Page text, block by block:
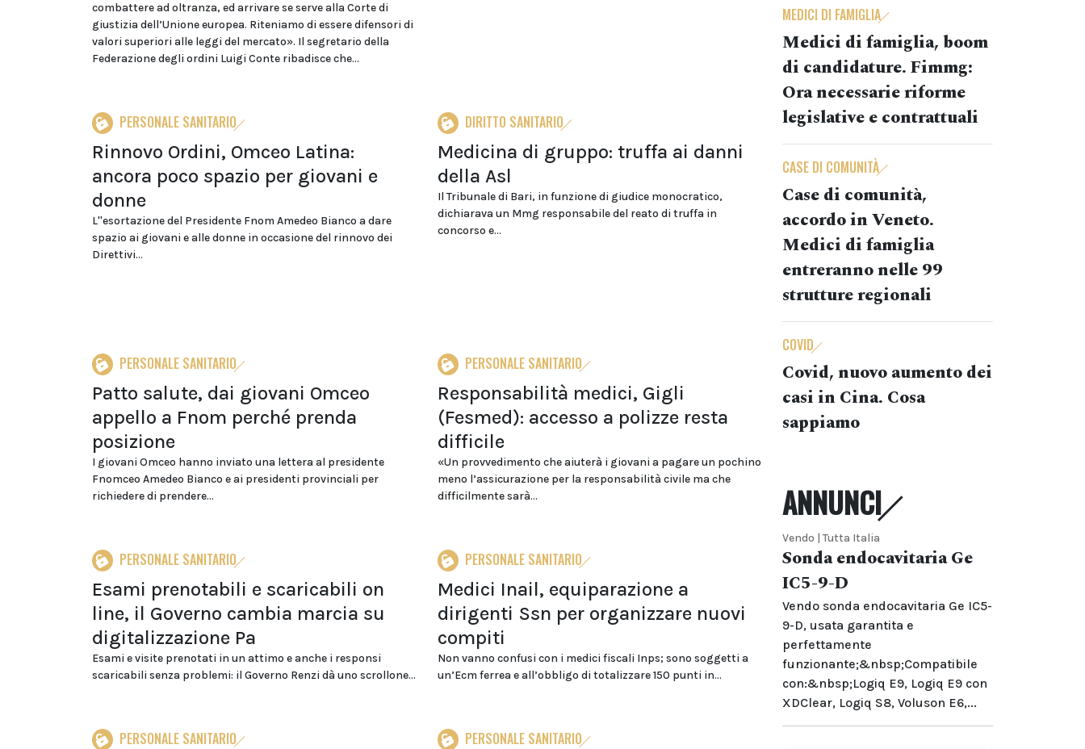
combattere ad oltranza, ed arrivare se serve alla Corte di
giustizia dell’Unione europea. Riteniamo di essere difensori di
valori superiori alle leggi del mercato». Il segretario della
Federazione degli ordini Luigi Conte ribadisce che...
PERSONALE SANITARIO
Rinnovo Ordini, Omceo Latina:
ancora poco spazio per giovani e
donne
L''esortazione del Presidente Fnom Amedeo Bianco a dare
spazio ai giovani e alle donne in occasione del rinnovo dei
Direttivi...
DIRITTO SANITARIO
Medicina di gruppo: truffa ai danni
della Asl
Il Tribunale di Bari, in funzione di giudice monocratico,
dichiarava un Mmg responsabile del reato di truffa in
concorso e...
PERSONALE SANITARIO
Patto salute, dai giovani Omceo
appello a Fnom perché prenda
posizione
I giovani Omceo hanno inviato una lettera al presidente
Fnomceo Amedeo Bianco e ai presidenti provinciali per
richiedere di prendere...
PERSONALE SANITARIO
Responsabilità medici, Gigli
(Fesmed): accesso a polizze resta
difficile
«Un provvedimento che aiuterà i giovani a pagare un pochino
meno l’assicurazione per la responsabilità civile ma che
difficilmente sarà...
PERSONALE SANITARIO
Esami prenotabili e scaricabili on
line, il Governo cambia marcia su
digitalizzazione Pa
Esami e visite prenotati in un attimo e anche i responsi
scaricabili senza problemi: il Governo Renzi dà uno scrollone...
PERSONALE SANITARIO
Medici Inail, equiparazione a
dirigenti Ssn per organizzare nuovi
compiti
Non vanno confusi con i medici fiscali Inps; sono soggetti a
un’Ecm ferrea e all’obbligo di totalizzare 150 punti in...
PERSONALE SANITARIO PERSONALE SANITARIO
MEDICI DI FAMIGLIA
Medici di famiglia, boom
di candidature. Fimmg:
Ora necessarie riforme
legislative e contrattuali
CASE DI COMUNITÀ
Case di comunità,
accordo in Veneto.
Medici di famiglia
entreranno nelle 99
strutture regionali
COVID
Covid, nuovo aumento dei
casi in Cina. Cosa
sappiamo
ANNUNCI
Vendo | Tutta Italia
Sonda endocavitaria Ge
IC5-9-D
Vendo sonda endocavitaria Ge IC5-
9-D, usata garantita e
perfettamente
funzionante;&nbsp;Compatibile
con:&nbsp;Logiq E9, Logiq E9 con
XDClear, Logiq S8, Voluson E6,...